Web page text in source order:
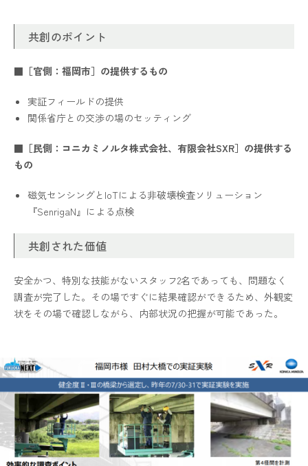
共創のポイント
■［官側：福岡市］の提供するもの
実証フィールドの提供
関係省庁との交渉の場のセッティング
■［民側：コニカミノルタ株式会社、有限会社SXR］の提供する
もの
磁気センシングとIoTによる非破壊検査ソリューション
『SenrigaN』による点検
共創された価値
安全かつ、特別な技能がないスタッフ2名であっても、問題なく
調査が完了した。その場ですぐに結果確認ができるため、外観変
状をその場で確認しながら、内部状況の把握が可能であった。